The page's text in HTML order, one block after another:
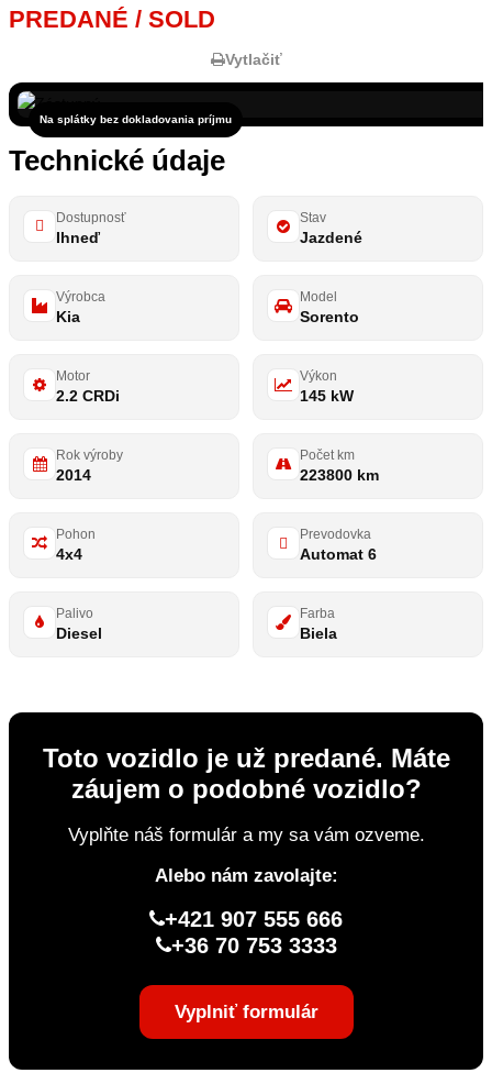
PREDANÉ / SOLD
Vytlačiť
Na splátky bez dokladovania príjmu
Technické údaje
Dostupnosť
Ihneď
Stav
Jazdené
Výrobca
Kia
Model
Sorento
Motor
2.2 CRDi
Výkon
145 kW
Rok výroby
2014
Počet km
223800 km
Pohon
4x4
Prevodovka
Automat 6
Palivo
Diesel
Farba
Biela
Toto vozidlo je už predané. Máte
záujem o podobné vozidlo?
Vyplňte náš formulár a my sa vám ozveme.
Alebo nám zavolajte:
+421 907 555 666
+36 70 753 3333
Vyplniť formulár